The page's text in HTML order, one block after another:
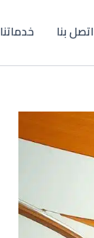
اتصل بنا خدماتنا